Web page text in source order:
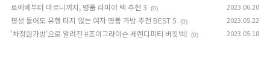
로에베부터 마르니까지, 명품 라피아 백 추천 3 (0) 2023.06.20
평생 들어도 유행 타지 않는 여자 명품 가방 추천 BEST 5 (0) 2023.05.22
'차정원가방'으로 알려진 #조이그라이슨 세렌디피티 버킷백! (0) 2023.05.18